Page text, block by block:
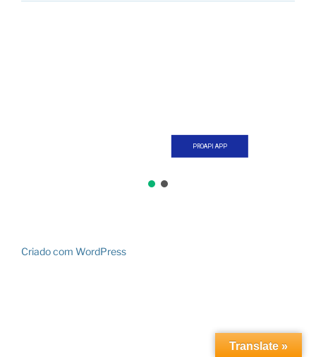
PROAPI APP
Criado com WordPress
Translate »